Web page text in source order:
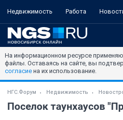
Недвижимость Работа
На информационном ресурсе
файлы. Оставаясь на сайте, вы
согласие на их использование.
НГС.Форум Недвижимость